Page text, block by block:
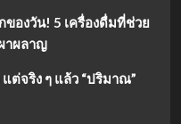
องวัน! 5 เครื่องดื่มที่ช่วย
าผลาญ
ต่จริง ๆ แล้ว “ปริมาณ”